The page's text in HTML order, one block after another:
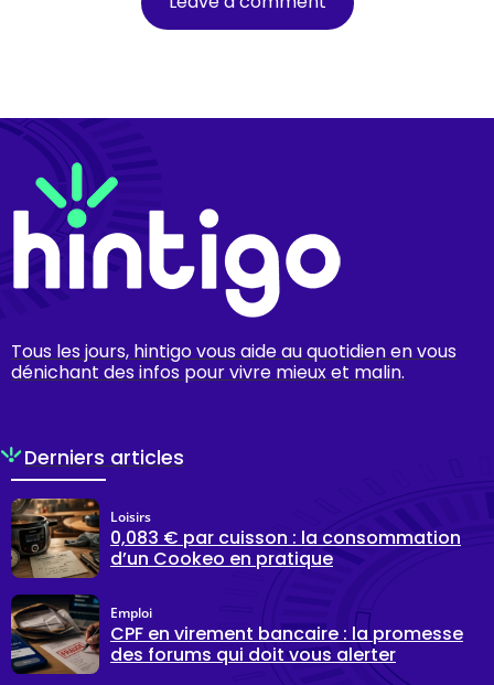
Tous les jours, hintigo vous aide au quotidien en vous
dénichant des infos pour vivre mieux et malin.
Derniers articles
0,083 € par cuisson : la consommation
d’un Cookeo en pratique
Loisirs
CPF en virement bancaire : la promesse
des forums qui doit vous alerter
Emploi